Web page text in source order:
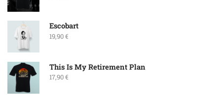
Escobart
19,90€
This Is My Retirement Plan
17,90€